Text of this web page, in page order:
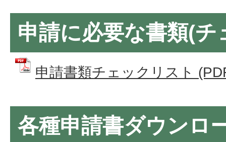
申請に必要な書類(
申請書類チェックリスト
各種申請書ダウンロ